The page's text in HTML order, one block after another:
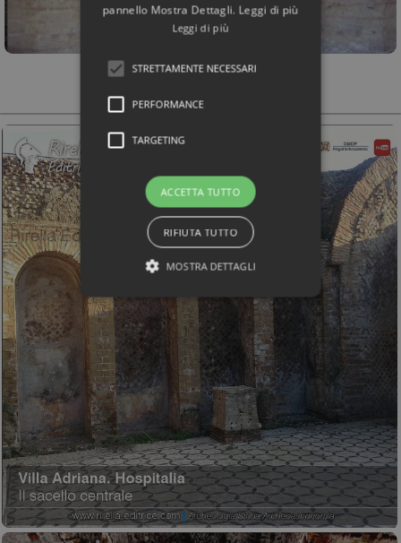
pannello Mostra Dettagli. Leggi di più
Leggi di più
STRETTAMENTE NECESSARI
PERFORMANCE
TARGETING
ACCETTA TUTTO
RIFIUTA TUTTO
MOSTRA DETTAGLI